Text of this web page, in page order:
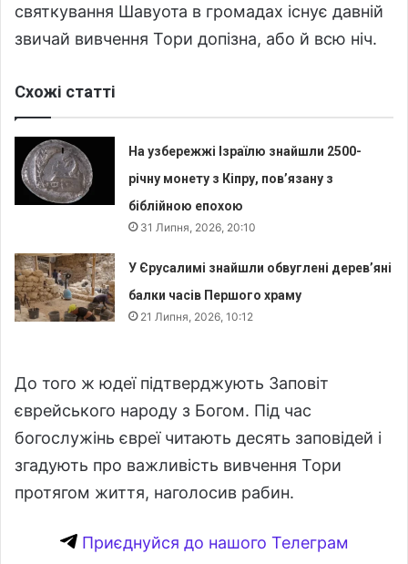
святкування Шавуота в громадах існує давній
звичай вивчення Тори допізна, або й всю ніч.
Схожі статті
На узбережжі Ізраїлю знайшли 2500-
річну монету з Кіпру, пов’язану з
біблійною епохою
31 Липня, 2026, 20:10
У Єрусалимі знайшли обвуглені дерев’яні
балки часів Першого храму
21 Липня, 2026, 10:12
До того ж юдеї підтверджують Заповіт
єврейського народу з Богом. Під час
богослужінь євреї читають десять заповідей і
згадують про важливість вивчення Тори
протягом життя, наголосив рабин.
Приєднуйся до нашого Телеграм